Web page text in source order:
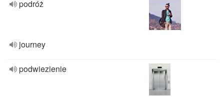
podróż
journey
podwiezienie